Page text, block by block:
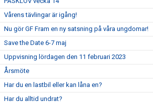
Vårens tävlingar är igång!
Nu gör GF Fram en ny satsning på våra ungdomar!
Save the Date 6-7 maj
Uppvisning lördagen den 11 februari 2023
Årsmöte
Har du en lastbil eller kan låna en?
Har du alltid undrat?